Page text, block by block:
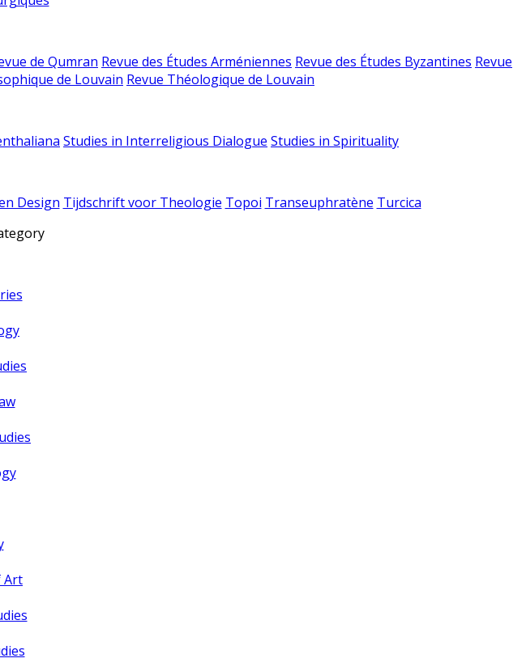
de Qumran Revue des Études Arméniennes Revue des Études Byzantines Revue
de Louvain Revue Théologique de Louvain
Studies in Interreligious Dialogue Studies in Spirituality
Design Tijdschrift voor Theologie Topoi Transeuphratène Turcica
Art